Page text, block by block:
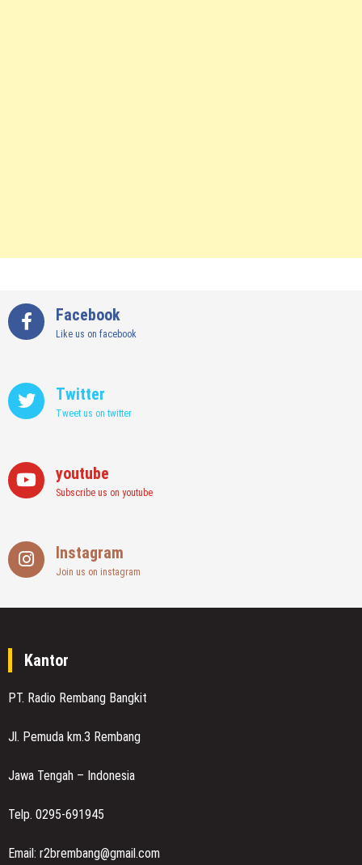
Facebook
Like us on facebook
Twitter
Tweet us on twitter
youtube
Subscribe us on youtube
Instagram
Join us on instagram
Kantor
PT. Radio Rembang Bangkit
Jl. Pemuda km.3 Rembang
Jawa Tengah – Indonesia
Telp. 0295-691945
Email: r2brembang@gmail.com